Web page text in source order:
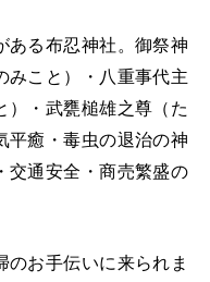
ある布忍神社。御祭神
みこと）・八重事代主
）・武甕槌雄之尊（た
平癒・毒虫の退治の神
交通安全・商売繁盛の
お手伝いに来られま